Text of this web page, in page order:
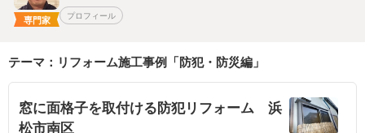
専門家 プロフィール
テーマ：リフォーム施工事例「防犯・防災編」
窓に面格子を取付ける防犯リフォーム 浜
松市南区